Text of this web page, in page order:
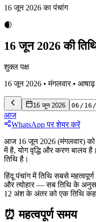
16 जून 2026 का पंचांग
🌒
16 जून 2026 की
शुक्ल पक्ष
16 जून 2026 •मंगलवार• आषाढ़
16 जून 2026
आज
WhatsApp पर शेयर करें
आज 16 जून 2026 (मंगलवार) को
में है, योग वृद्धि और करण बालव
तिथि है।
हिंदू पंचांग में तिथि सबसे
और त्योहार — सब तिथि के
12 अंश के अंतर को एक तिथि
⏰महत्वपूर्ण समय